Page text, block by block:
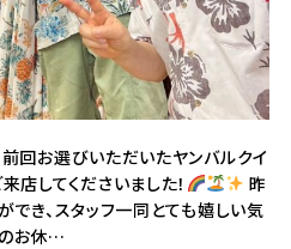
回お選びいただいたヤンバルクイ
店してくださいました！
昨
き、スタッフ一同とても嬉しい気
お休…